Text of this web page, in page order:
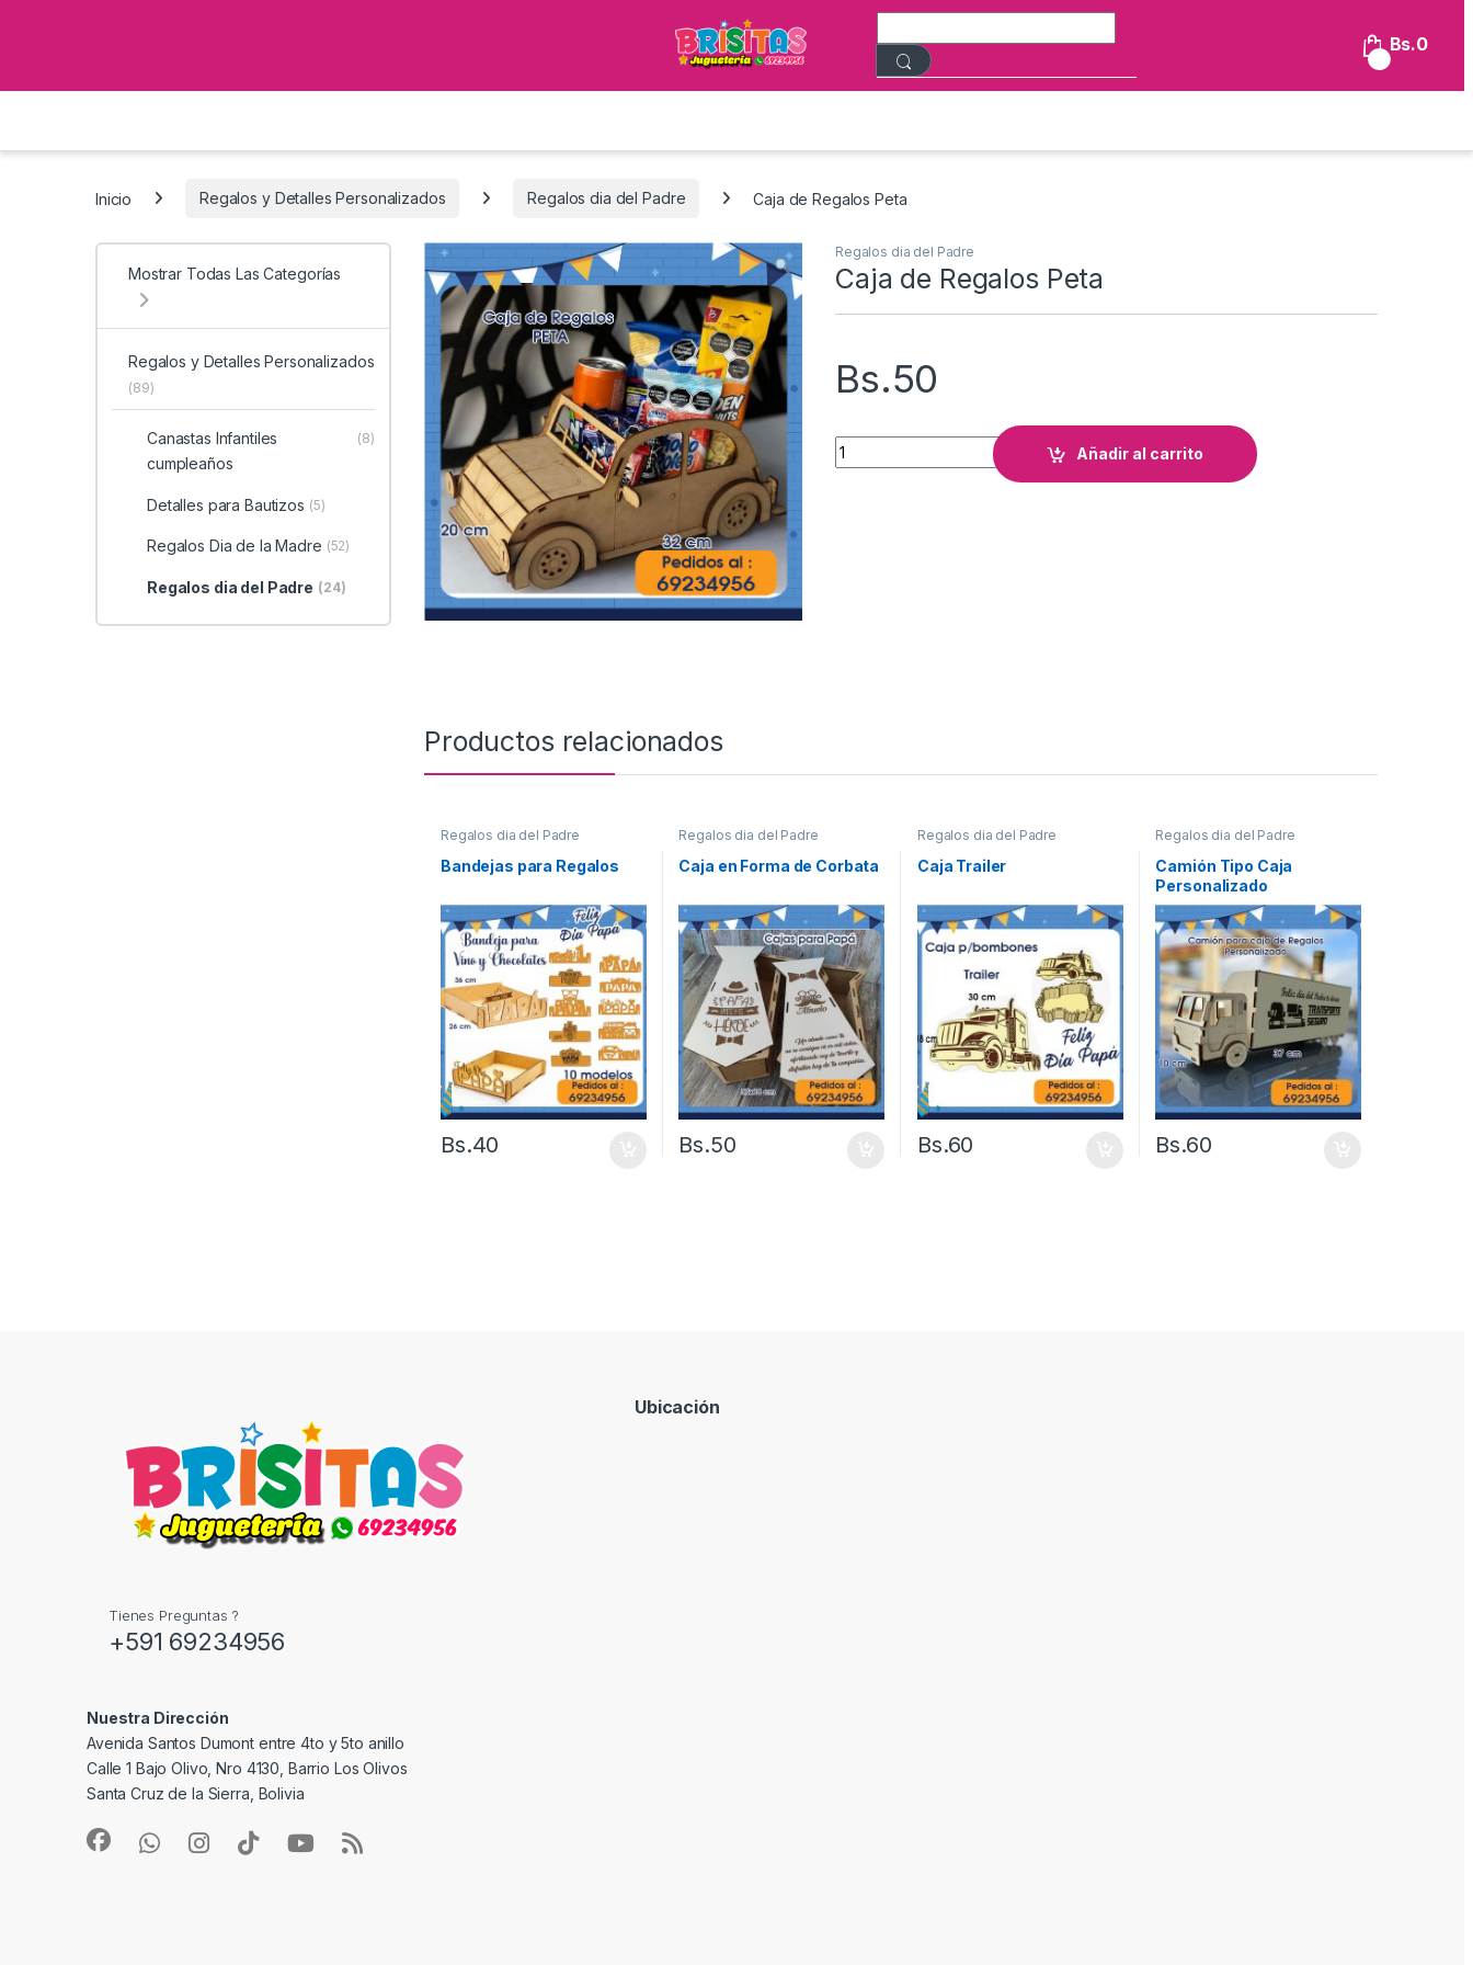
Bs.0
Inicio Regalos y Detalles Personalizados Regalos dia del Padre Caja de Regalos Peta
Regalos dia del Padre
Caja de Regalos Peta
Bs.50
Caja de Regalos Peta cantidad
Añadir al carrito
Productos relacionados
Regalos dia del Padre
Bandejas para Regalos
Bs.40
Regalos dia del Padre
Caja en Forma de Corbata
Bs.50
Regalos dia del Padre
Caja Trailer
Bs.60
Regalos dia del Padre
Camión Tipo Caja
Personalizado
Bs.60
Mostrar Todas Las Categorías
Regalos y Detalles Personalizados
(89)
Canastas Infantiles
cumpleaños
(8)
Detalles para Bautizos (5)
Regalos Dia de la Madre (52)
Regalos dia del Padre (24)
Tienes Preguntas ?
+591 69234956
Nuestra Dirección
Avenida Santos Dumont entre 4to y 5to anillo
Calle 1 Bajo Olivo, Nro 4130, Barrio Los Olivos
Santa Cruz de la Sierra, Bolivia
Ubicación